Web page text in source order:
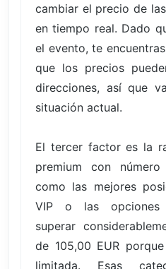
cambiar el precio de
en tiempo real. Dado
el evento, te
que los precios
direcciones, así que
situación actual.
El tercer factor es la
premium con
como las mejores
VIP o las opciones
superar
de 105,00 EUR
limitada. Esas